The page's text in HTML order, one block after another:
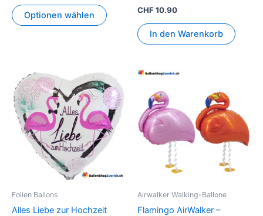
Optionen wählen CHF10.90
In den Warenkorb
Folien Ballons
Alles Liebe zur Hochzeit
Airwalker Walking-Ballone
Flamingo AirWalker –
auf.